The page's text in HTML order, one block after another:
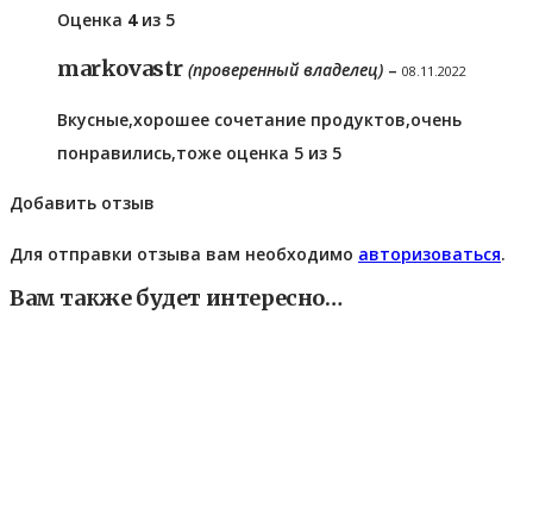
Оценка 4из 5
markovastr (проверенный владелец) – 08.11.2022
Вкусные,хорошее сочетание продуктов,очень
понравились,тоже оценка 5 из 5
Добавить отзыв
Для отправки отзыва вам необходимо авторизоваться.
Вам также будет интересно…